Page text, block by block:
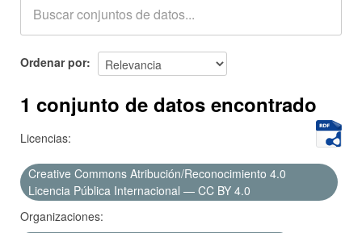
Acerca de
Ordenar por
1 conjunto de datos encontrado
Licencias:
Creative Commons Atribución/Reconocimiento 4.0
Licencia Pública Internacional — CC BY 4.0
Organizaciones: